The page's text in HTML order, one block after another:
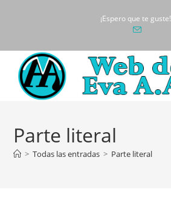
¡Espero que te guste!
Parte literal
> Todas las entradas > Parte literal